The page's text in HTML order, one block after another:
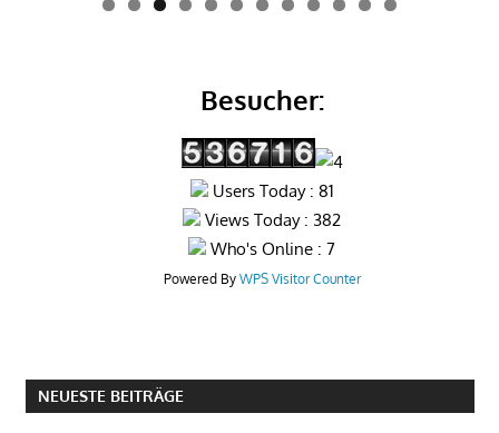
0 1 2
Besucher:
Users Today : 81
Views Today : 382
Who's Online : 7
Powered By WPS Visitor Counter
NEUESTE BEITRÄGE